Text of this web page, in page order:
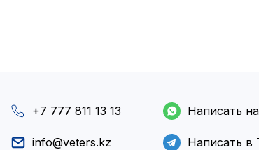
+7 777 811 13 13
info@veters.kz
Написать
Написать в